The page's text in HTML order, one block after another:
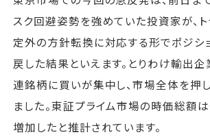
スク回避姿勢を強めていた投資家が、
定外の方針転換に対応する形でポジシ
戻した結果といえます。とりわけ輸出
連銘柄に買いが集中し、市場全体を押
ました。東証プライム市場の時価総額
増加したと推計されています。